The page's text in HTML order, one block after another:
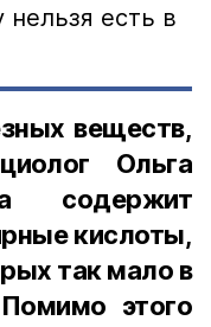
есть в
веществ,
Ольга
содержит
кислоты,
так мало в
этого